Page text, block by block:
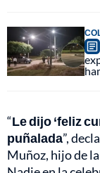
“Le dijo ‘feliz
puñalada”,
Muñoz, hijo de